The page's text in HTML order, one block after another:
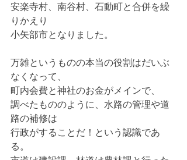
安楽寺村、南谷村、石動町と合併を繰
りかえり
小矢部市となりました。
万雑というものの本当の役割はだいぶ
なくなって、
町内会費と神社のお金がメインで、
調べたもののように、水路の管理や道
路の補修は
行政がすることだ！という認識であ
る。